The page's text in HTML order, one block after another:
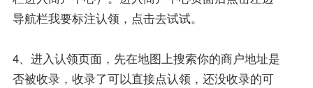
导航栏我要标注认领，点击去试试。
4、进入认领页面，先在地图上搜索你的商户地址是
否被收录，收录了可以直接点认领，还没收录的可